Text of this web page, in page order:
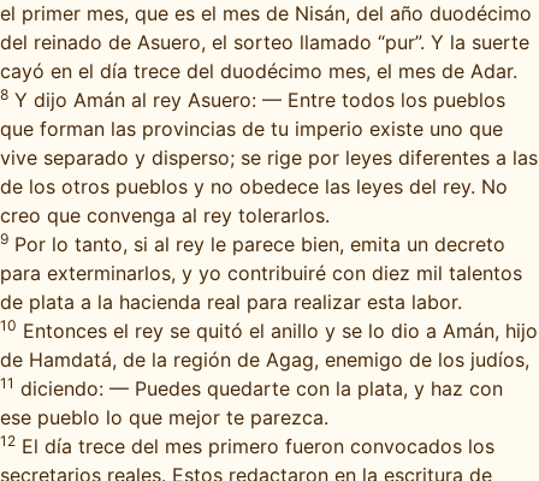
el primer mes, que es el mes de Nisán, del año duodécimo
del reinado de Asuero, el sorteo llamado “pur”. Y la suerte
cayó en el día trece del duodécimo mes, el mes de Adar.
8 Y dijo Amán al rey Asuero: — Entre todos los pueblos
que forman las provincias de tu imperio existe uno que
vive separado y disperso; se rige por leyes diferentes a las
de los otros pueblos y no obedece las leyes del rey. No
creo que convenga al rey tolerarlos.
9 Por lo tanto, si al rey le parece bien, emita un decreto
para exterminarlos, y yo contribuiré con diez mil talentos
de plata a la hacienda real para realizar esta labor.
10 Entonces el rey se quitó el anillo y se lo dio a Amán, hijo
de Hamdatá, de la región de Agag, enemigo de los judíos,
11 diciendo: — Puedes quedarte con la plata, y haz con
ese pueblo lo que mejor te parezca.
12 El día trece del mes primero fueron convocados los
secretarios reales. Estos redactaron en la escritura de